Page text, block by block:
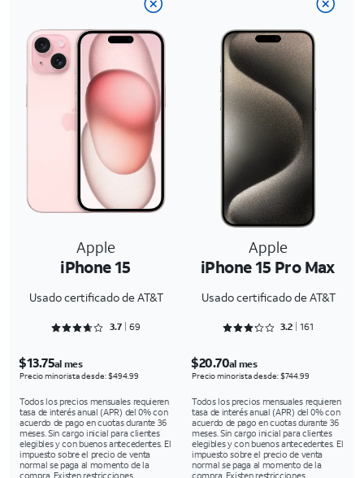
Apple
iPhone 15
Usado certificado de AT&T
Apple
iPhone 15 Pro Max
Usado certificado de AT&T
Rated 3.7246 out of 5
3.7 69 Rated 3.2981 out of 5
3.2 161
$13.75al mes
Precio minorista desde: $494.99
Todos los precios mensuales requieren
tasa de interés anual (APR) del 0% con
acuerdo de pago en cuotas durante 36
meses. Sin cargo inicial para clientes
elegibles y con buenos antecedentes. El
impuesto sobre el precio de venta
normal se paga al momento de la
compra. Existen restricciones.
$20.70al mes
Precio minorista desde: $744.99
Todos los precios mensuales requieren
tasa de interés anual (APR) del 0% con
acuerdo de pago en cuotas durante 36
meses. Sin cargo inicial para clientes
elegibles y con buenos antecedentes. El
impuesto sobre el precio de venta
normal se paga al momento de la
compra. Existen restricciones.